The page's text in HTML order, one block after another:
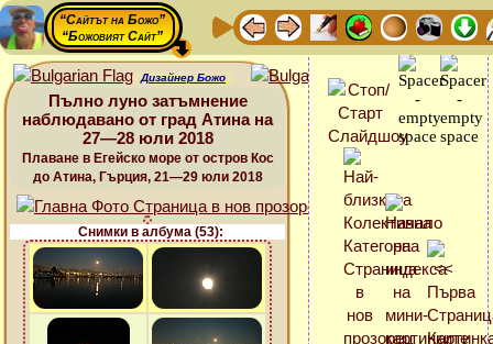
“Сайтът на Божо”
“Божовият Сайт”
Дизайнер Божо
Пълно луно затъмнение
наблюдавано от град Атина на
27—28 юли 2018
Плаване в Егейско море от остров Кос
до Атина, Гърция, 21—29 юли 2018
Снимки в албума (53):